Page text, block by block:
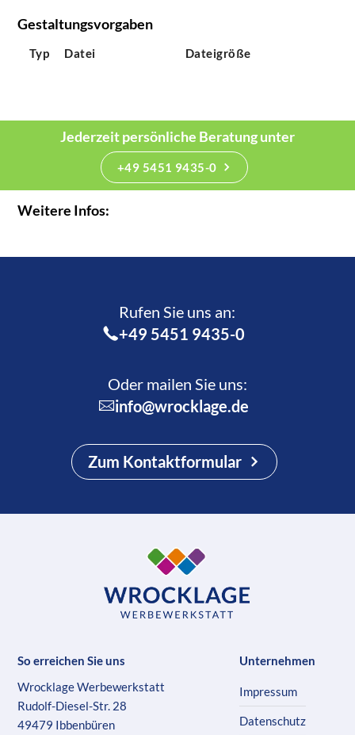
Gestaltungsvorgaben
Typ Datei Dateigröße
Jederzeit persönliche Beratung unter
+49 5451 9435-0
Weitere Infos:
Rufen Sie uns an:­
+49 5451 9435-0
Oder mailen Sie uns:
info@wrocklage.de
Zum Kontaktformular
So erreichen Sie uns
Wrocklage Werbewerkstatt
Rudolf-Diesel-Str. 28
49479 Ibbenbüren
Unternehmen
Impressum
Datenschutz